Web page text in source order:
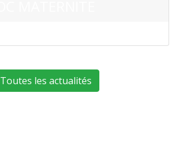
Toutes les actualités